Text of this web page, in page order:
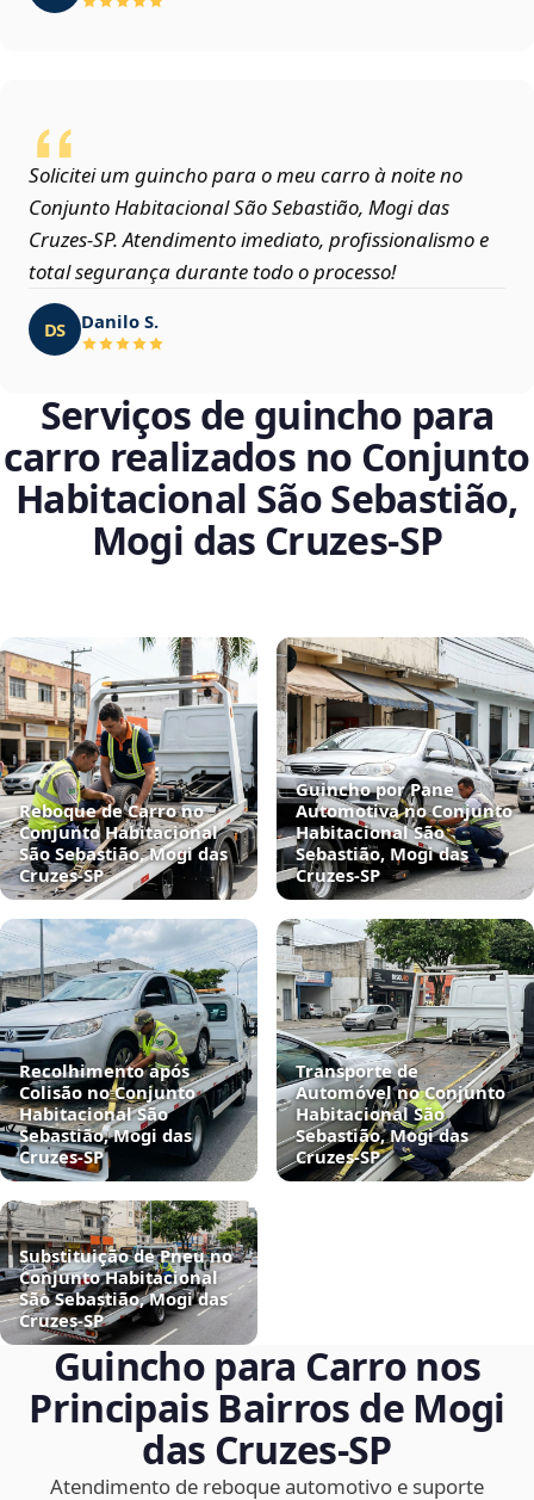
Solicitei um guincho para o meu carro à noite no
Conjunto Habitacional São Sebastião, Mogi das
Cruzes‑SP. Atendimento imediato, profissionalismo e
total segurança durante todo o processo!
DS Danilo S.
Serviços de guincho para
carro realizados no Conjunto
Habitacional São Sebastião,
Mogi das Cruzes‑SP
Reboque de Carro no
Conjunto Habitacional
São Sebastião, Mogi das
Cruzes‑SP
Guincho por Pane
Automotiva no Conjunto
Habitacional São
Sebastião, Mogi das
Cruzes‑SP
Recolhimento após
Colisão no Conjunto
Habitacional São
Sebastião, Mogi das
Cruzes‑SP
Transporte de
Automóvel no Conjunto
Habitacional São
Sebastião, Mogi das
Cruzes‑SP
Substituição de Pneu no
Conjunto Habitacional
São Sebastião, Mogi das
Cruzes‑SP
Guincho para Carro nos
Principais Bairros de Mogi
das Cruzes‑SP
Atendimento de reboque automotivo e suporte